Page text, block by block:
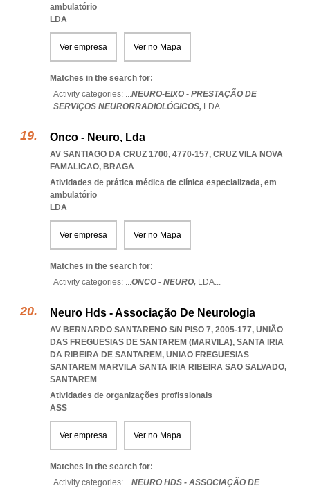
ambulatório
LDA
Ver empresa Ver no Mapa
Matches in the search for:
Activity categories: ...NEURO-EIXO - PRESTAÇÃO DE
SERVIÇOS NEURORRADIOLÓGICOS, LDA...
Onco - Neuro, Lda
AV SANTIAGO DA CRUZ 1700, 4770-157, CRUZ VILA NOVA
FAMALICAO, BRAGA
Atividades de prática médica de clínica especializada, em
ambulatório
LDA
Ver empresa Ver no Mapa
Matches in the search for:
Activity categories: ...ONCO - NEURO, LDA...
Neuro Hds - Associação De Neurologia
AV BERNARDO SANTARENO S/N PISO 7, 2005-177, UNIÃO
DAS FREGUESIAS DE SANTAREM (MARVILA), SANTA IRIA
DA RIBEIRA DE SANTAREM, UNIAO FREGUESIAS
SANTAREM MARVILA SANTA IRIA RIBEIRA SAO SALVADO,
SANTAREM
Atividades de organizações profissionais
ASS
Ver empresa Ver no Mapa
Matches in the search for:
Activity categories: ...NEURO HDS - ASSOCIAÇÃO DE